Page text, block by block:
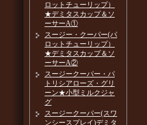
ロットチューリップ）
★デミタスカップ＆ソ
ーサーA①
スージー・クーパー(パ
ロットチューリップ）
★デミタスカップ＆ソ
ーサーA②
スージークーパー・パ
トリシアローズ・グリ
ーン★小型ミルクジャ
グ
スージークーパー(スワ
ンシースプレイ)デミタ